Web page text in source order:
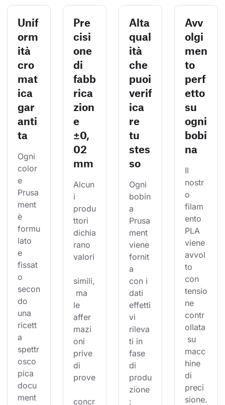
Unif
orm
ità
cro
mat
ica
gar
anti
ta
Ogni
color
e
Prusa
ment
è
formu
lato
e
fissat
o
secon
do
una
ricett
a
spettr
osco
pica
docu
ment
Pre
cisi
one
di
fabb
rica
zion
e
±0,
02
mm
Alcun
i
produ
ttori
dichia
rano
valori
simili,
ma
le
affer
mazi
oni
prive
di
prove
concr
Alta
qual
ità
che
puoi
verif
ica
re
tu
stes
so
Ogni
bobin
a
Prusa
ment
viene
fornit
a
con i
dati
effetti
vi
rileva
ti in
fase
di
produ
zione
:
Avv
olgi
men
to
perf
etto
su
ogni
bobi
na
Il
nostr
o
filam
ento
PLA
viene
avvol
to
con
tensio
ne
contr
ollata
su
macc
hine
di
preci
sione.